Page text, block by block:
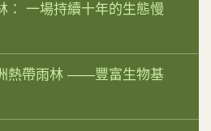
： 一場持續十年的生態慢
熱帶雨林 ——豐富生物基